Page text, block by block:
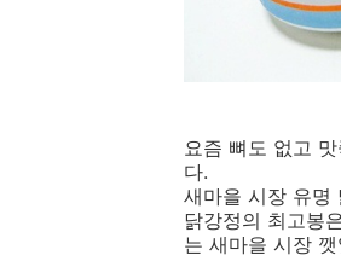
요즘 뼈도 없고
다.
새마을 시장 유명
닭강정의 최고봉
는 새마을 시장